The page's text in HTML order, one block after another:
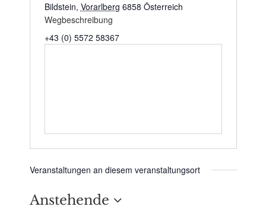
Bildstein, Vorarlberg 6858 Österreich
Wegbeschreibung
+43 (0) 5572 58367
Veranstaltungen an diesem veranstaltungsort
Anstehende